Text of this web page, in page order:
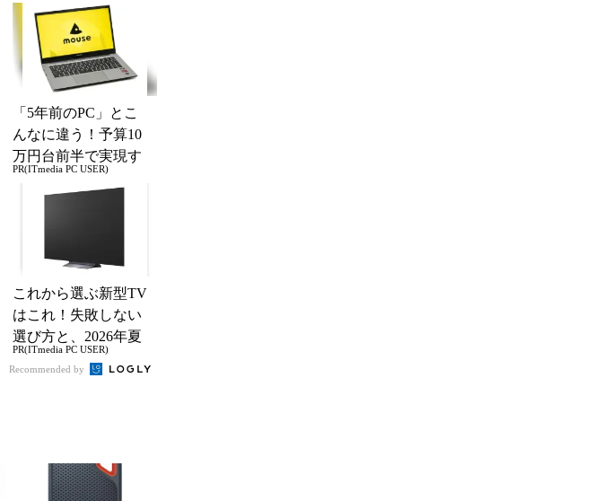
「5年前のPC」とこ
んなに違う！予算10
万円台前半で実現す
る快適PCライフ
PR(ITmedia PC USER)
これから選ぶ新型TV
はこれ！失敗しない
選び方と、2026年夏
の一押しモデル
PR(ITmedia PC USER)
Recommended by